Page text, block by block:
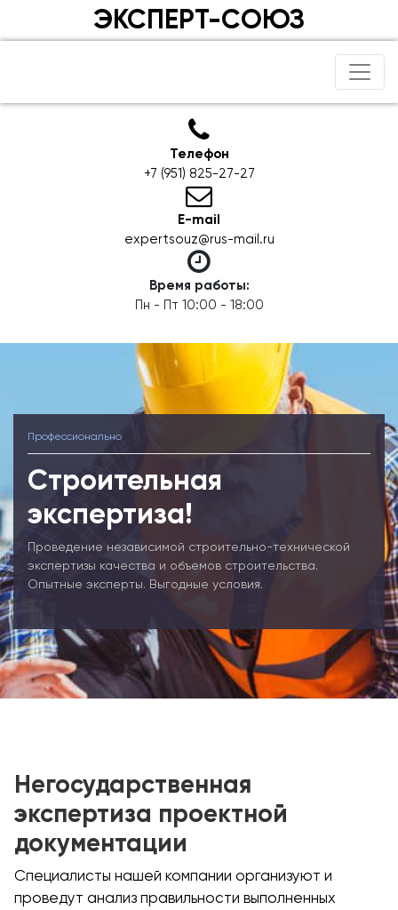
ЭКСПЕРТ-СОЮЗ
Телефон
+7 (951) 825-27-27
E-mail
expertsouz@rus-mail.ru
Время работы:
Пн - Пт 10:00 - 18:00
Профессионально
Строительная
экспертиза!
Проведение независимой строительно-технической
экспертизы качества и объемов строительства.
Опытные эксперты. Выгодные условия.
Негосударственная
экспертиза проектной
документации
Специалисты нашей компании организуют и
проведут анализ правильности выполненных